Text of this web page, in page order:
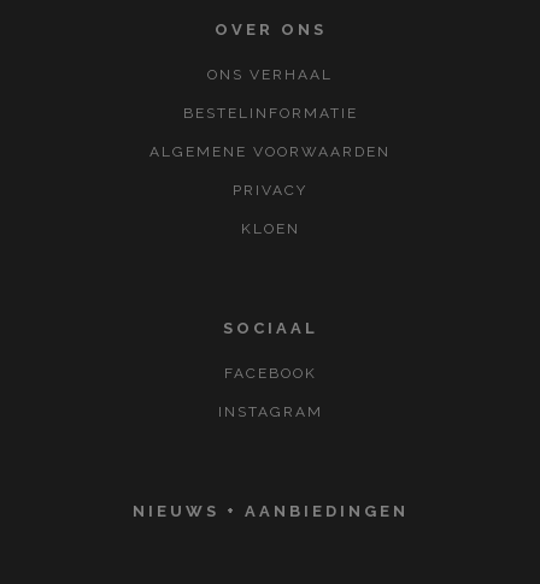
OVER ONS
ONS VERHAAL
BESTELINFORMATIE
ALGEMENE VOORWAARDEN
PRIVACY
KLOEN
SOCIAAL
FACEBOOK
INSTAGRAM
NIEUWS + AANBIEDINGEN